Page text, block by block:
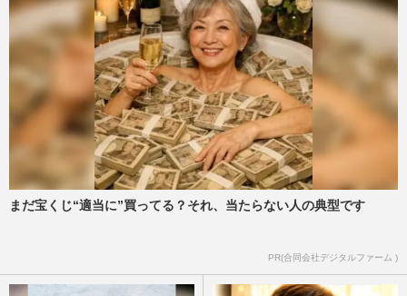
まだ宝くじ“適当に”買ってる？それ、当たらない人の典型です
PR(合同会社デジタルファーム )